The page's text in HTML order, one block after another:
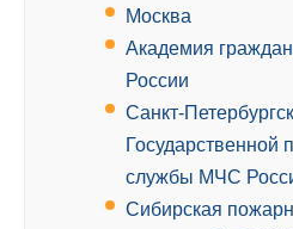
Москва
Академия
России
Санкт-
Государственной
службы МЧС
Сибирская